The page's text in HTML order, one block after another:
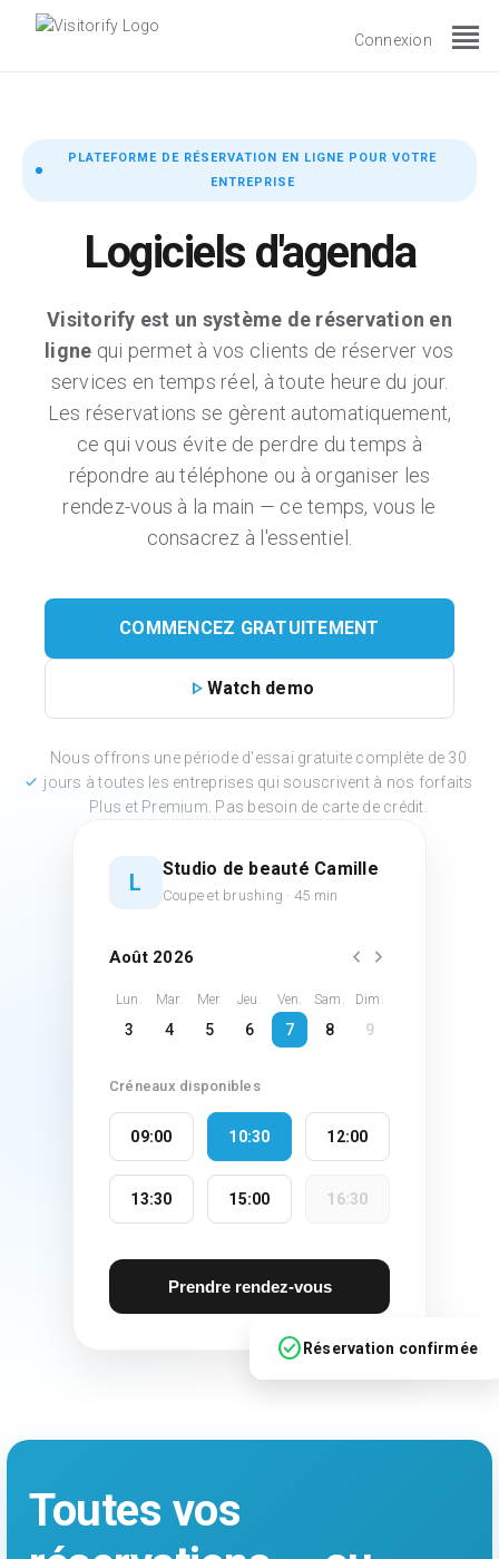
Connexion view_headline
PLATEFORME DE RÉSERVATION EN LIGNE POUR VOTRE
ENTREPRISE
Logiciels d'agenda
Visitorify est un système de réservation en
ligne qui permet à vos clients de réserver vos
services en temps réel, à toute heure du jour.
Les réservations se gèrent automatiquement,
ce qui vous évite de perdre du temps à
répondre au téléphone ou à organiser les
rendez-vous à la main — ce temps, vous le
consacrez à l'essentiel.
COMMENCEZ GRATUITEMENT
play_arrow Watch demo
check
Nous offrons une période d'essai gratuite complète de 30
jours à toutes les entreprises qui souscrivent à nos forfaits
Plus et Premium. Pas besoin de carte de crédit.
L
Studio de beauté Camille
Coupe et brushing · 45 min
Août 2026 chevron_left chevron_right
Lun.
3
Mar.
4
Mer.
5
Jeu.
6
Ven.
7
Sam.
8
Dim.
9
Créneaux disponibles
09:00 10:30 12:00
13:30 15:00 16:30
Prendre rendez-vous
check_circleRéservation confirmée
Toutes vos